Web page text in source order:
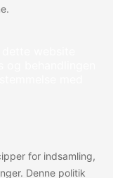
for indsamling,
Denne politik